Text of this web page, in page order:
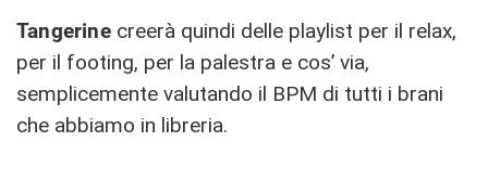
Tangerinecreerà quindi delle playlist per il relax,
per il footing, per la palestra e cos’ via,
semplicemente valutando il BPM di tutti i brani
che abbiamo in libreria.